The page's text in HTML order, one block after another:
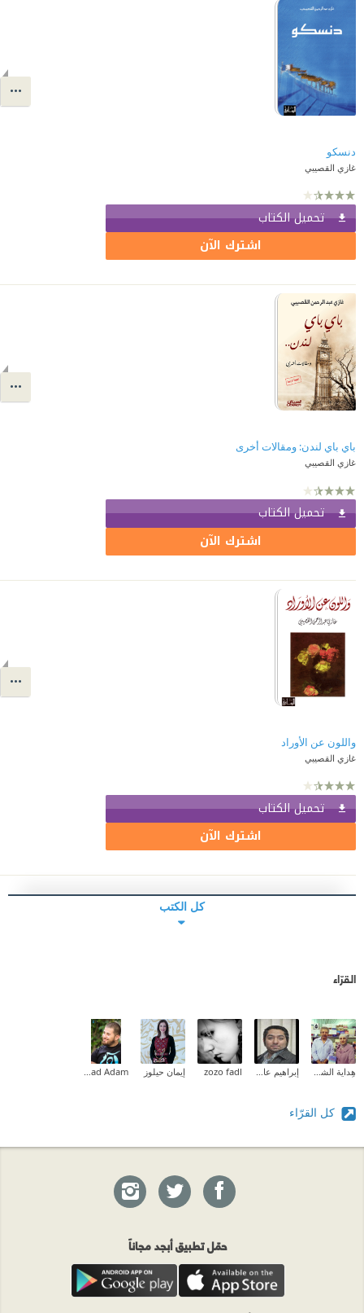
دنسكو
غازي القصيبي
تحميل الكتاب
اشترك الآن
باي باي لندن: ومقالات أخرى
غازي القصيبي
تحميل الكتاب
اشترك الآن
واللون عن الأوراد
غازي القصيبي
تحميل الكتاب
اشترك الآن
كل الكتب
القرّاء
zozo fadl إيمان حيلوز
كل القرّاء
حمّل تطبيق أبجد مجاناً